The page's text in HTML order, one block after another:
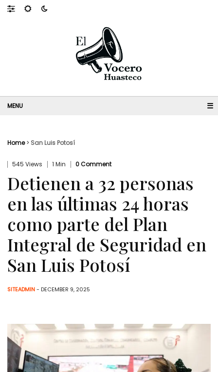
☰
Home> San Luis Potosí
545 Views 1 Min 0 Comment
Detienen a 32 personas
en las últimas 24 horas
como parte del Plan
Integral de Seguridad en
San Luis Potosí
SITEADMIN- DECEMBER 9, 2025